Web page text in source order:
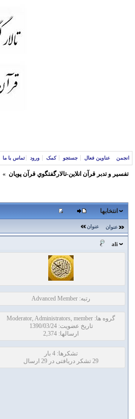
انجمن عناوین فعال جستجو کمک ورود تماس با ما
تفسير و‌ تدبر قرآن انلاين-تالارگفتگوي قرآن پویان »
انتخابها
عنوان عنوان
ali
رتبه: Advanced Member
گروه ها: Moderator, Administrators, member
تاریخ عضویت: 1390/03/24
ارسالها: 2,374
تشکرها: 4 بار
29 تشکر دریافتی در 29 ارسال